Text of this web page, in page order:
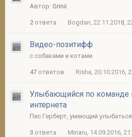
Автор: Grinii
2 ответа Bogdan, 22.11.2018,
Видео-позитифф
с собаками и котами
47 ответов Risha, 20.10.2016,
Улыбающийся по команде
интернета
Пес Герберт, умеющий
3 ответа Minaru, 14.09.2016,